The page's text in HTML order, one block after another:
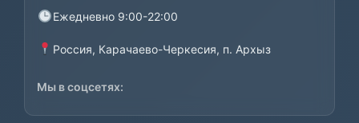
Ежедневно 9:00-22:00
Россия, Карачаево-Черкесия, п. Архыз
Мы в соцсетях: